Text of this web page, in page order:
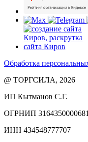
Обработка
@ ТОРГСИЛА, 2026
ИП Кытманов С.Г.
ОГРНИП
ИНН 434548777707